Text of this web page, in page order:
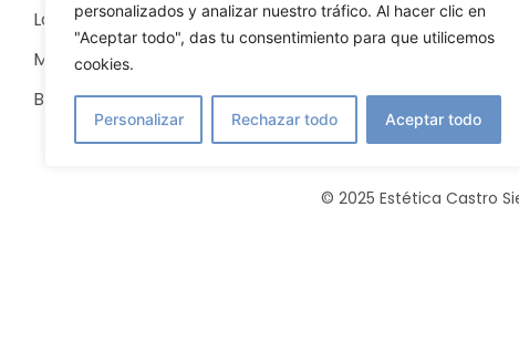
personalizados y analizar nuestro tráfico. Al hacer clic en
"Aceptar todo", das tu consentimiento para que utilicemos
cookies.
Personalizar Rechazar todo Aceptar todo
La clínica
Mejor cirujano plástico
Blog
Cirugía facial
Cirugía
Estética facial
© 2025 Estética Castro